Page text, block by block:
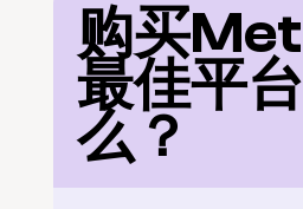
购买
最佳平
么？